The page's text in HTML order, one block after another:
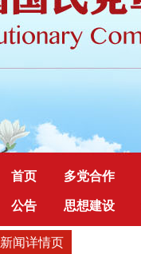
首页 多党合作
公告 思想建设
新闻详情页